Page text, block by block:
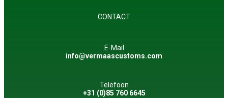
CONTACT
E-Mail
info@vermaascustoms.com
Telefoon
+31 (0)85 760 6645